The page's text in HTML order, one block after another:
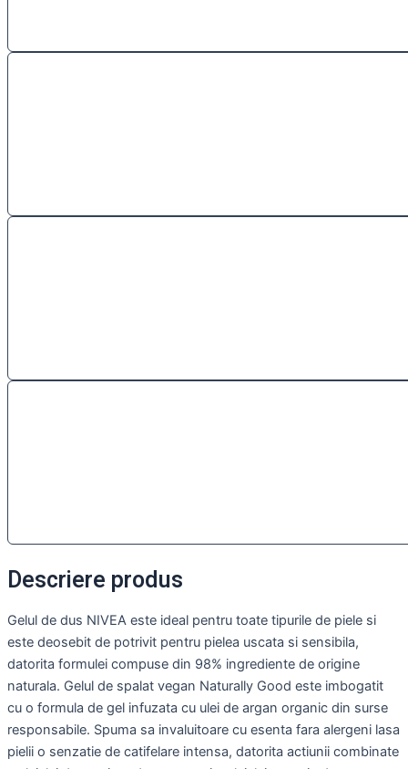
Descriere produs
Gelul de dus NIVEA este ideal pentru toate tipurile de piele si
este deosebit de potrivit pentru pielea uscata si sensibila,
datorita formulei compuse din 98% ingrediente de origine
naturala. Gelul de spalat vegan Naturally Good este imbogatit
cu o formula de gel infuzata cu ulei de argan organic din surse
responsabile. Spuma sa invaluitoare cu esenta fara alergeni lasa
pielii o senzatie de catifelare intensa, datorita actiunii combinate